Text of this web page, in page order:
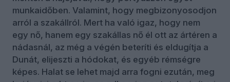
munkaidőben. Valamint, hogy megbizonyosodjon
arról a szakállról. Mert ha való igaz, hogy nem
egy nő, hanem egy szakállas nő él ott az ártéren a
nádasnál, az még a végén beteríti és eldugítja a
Dunát, elijeszti a hódokat, és egyéb rémségre
képes. Halat se lehet majd arra fogni ezután, meg